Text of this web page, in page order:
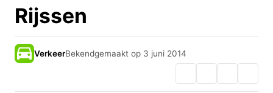
Rijssen
VerkeerBekendgemaakt op 3 juni 2014